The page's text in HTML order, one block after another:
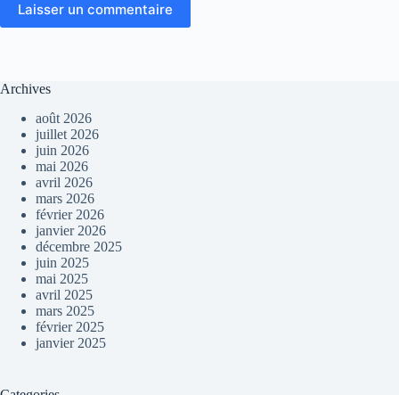
Laisser un commentaire
Archives
août 2026
juillet 2026
juin 2026
mai 2026
avril 2026
mars 2026
février 2026
janvier 2026
décembre 2025
juin 2025
mai 2025
avril 2025
mars 2025
février 2025
janvier 2025